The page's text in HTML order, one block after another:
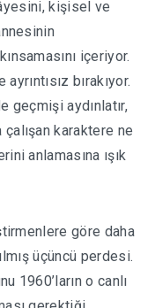
kişisel ve
içeriyor.
bırakıyor.
geçmişi aydınlatır,
karaktere ne
anlamasına ışık
göre daha
üçüncü perdesi.
1960’ların o canlı